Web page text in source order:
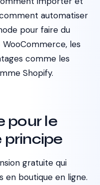
automatiser
pour faire du
les
comme les
Shopify.
pour le
principe
gratuite qui
en boutique en ligne.